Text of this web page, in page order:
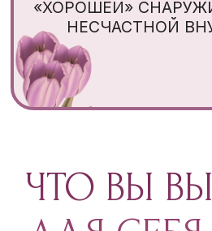
5 АУДИОУРОКОВ
К КАЖДОМУ УРОКУ ВЫ ПОЛУЧИТЕ
ВДОХНОВЛЯЮЩИЙ КОНСПЕКТ В
5 КОНСПЕКТОВ